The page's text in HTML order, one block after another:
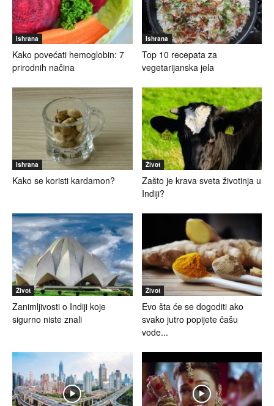
Ishrana
Kako povećati hemoglobin: 7
prirodnih načina
Ishrana
Top 10 recepata za
vegetarijanska jela
Ishrana
Kako se koristi kardamon?
Život
Zašto je krava sveta životinja u
Indiji?
Život
Zanimljivosti o Indiji koje
sigurno niste znali
Život
Evo šta će se dogoditi ako
svako jutro popijete čašu
vode...